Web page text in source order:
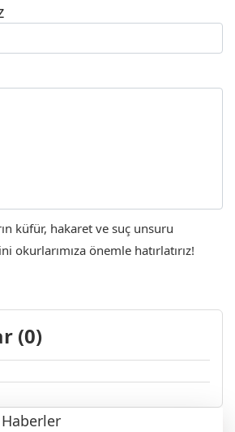
küfür, hakaret ve suç unsuru
okurlarımıza önemle hatırlatırız!
(0)